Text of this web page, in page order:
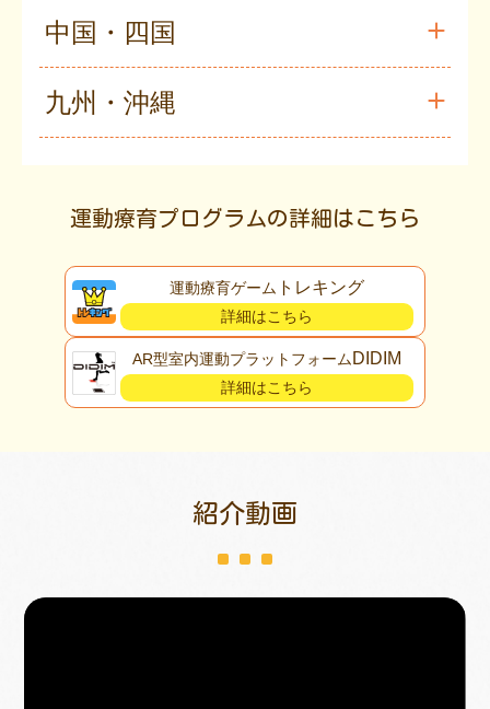
中国・四国
九州・沖縄
運動療育プログラムの詳細はこちら
運動療育ゲーム トレキング
詳細はこちら
AR型室内運動プラットフォームDIDIM
詳細はこちら
紹介動画